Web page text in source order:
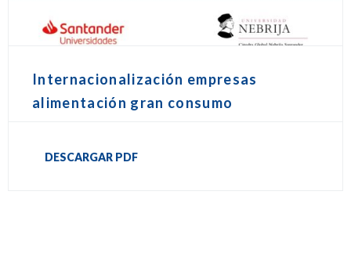
Internacionalización empresas
alimentación gran consumo
DESCARGAR PDF